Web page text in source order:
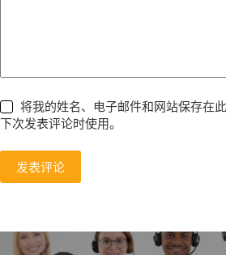
将我的姓名、电子邮件和网站保存在
下次发表评论时使用。
发表评论